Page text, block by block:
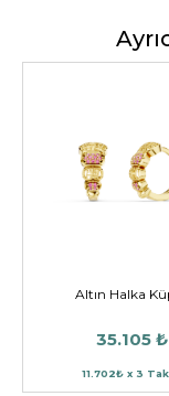
Altın Halka
35.105 ₺
11.702₺ x 3